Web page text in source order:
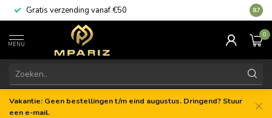
Gratis verzending vanaf €50 8.7
MENU
0
Vakantie: Geen bestellingen t/m eind augustus. Dringend? Stuur
een e-mail.